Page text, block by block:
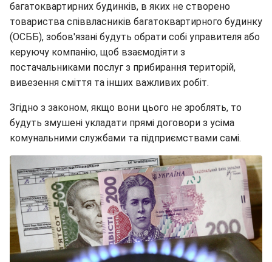
багатоквартирних будинків, в яких не створено
товариства співвласників багатоквартирного будинку
(ОСББ), зобов'язані будуть обрати собі управителя або
керуючу компанію, щоб взаємодіяти з
постачальниками послуг з прибирання територій,
вивезення сміття та інших важливих робіт.
Згідно з законом, якщо вони цього не зроблять, то
будуть змушені укладати прямі договори з усіма
комунальними службами та підприємствами самі.